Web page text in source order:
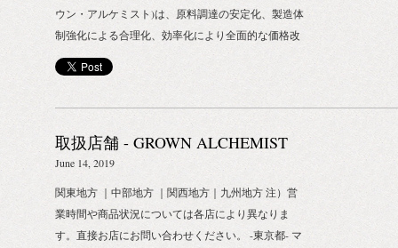
る肌ストレ
をあげてみ
となります
再入荷通知は
ウン・アルケミスト)は、原料調達の安定化、製造体
制強化による合理化、効率化により全面的な価格改
定(値下げ)することとなりました。 【BIOTOPE
INC. STORE 価格改定日時 ： 2019年9月3日(火)
inc-store.com/shopbrand/grownalchemist 対象アイテム
は以下ご参照くださいませ。 190901_GROWN
ALCHEMIST価格改定のご案内 今後とも、皆様に末
永く支持して頂けるよう努力を重ねて参りますの
取扱店舗 - GROWN ALCHEMIST
June 14, 2019
関東地方 ｜中部地方 ｜関西地方｜九州地方 注）営
業時間や商品状況については各店により異なりま
す。直接お店にお問い合わせください。 -東京都- マ